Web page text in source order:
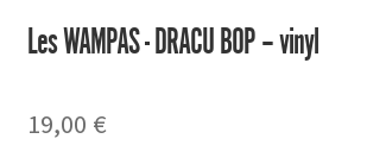
Les WAMPAS - DRACU BOP – vinyl
19,00 €